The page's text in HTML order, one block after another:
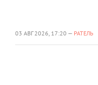
03 АВГ 2026, 17:20 — РАТЕЛЬ